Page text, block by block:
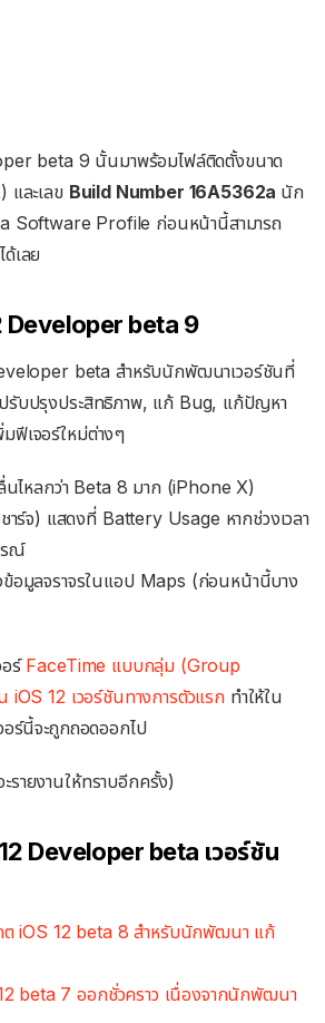
beta 9 นั้นมาพร้อมไฟล์ติดตั้งขนาด
ละเลข Build Number 16A5362a นัก
Software Profile ก่อนหน้านี้สามารถ
เลย
Developer beta 9
beta สำหรับนักพัฒนาเวอร์ชันที่
ปรับปรุงประสิทธิภาพ, แก้ Bug, แก้ปัญหา
ฟีเจอร์ใหม่ต่างๆ
นไหลกว่า Beta 8 มาก (iPhone X)
าร์จ) แสดงที่ Battery Usage หากช่วงเวลา
รณ์
อมูลจราจรในแอป Maps (ก่อนหน้านี้บาง
อร์ FaceTime แบบกลุ่ม (Group
iOS 12 เวอร์ชันทางการตัวแรกทำให้ใน
ร์นี้จะถูกถอดออกไป
รายงานให้ทราบอีกครั้ง)
Developer beta เวอร์ชัน
ต iOS 12 beta 8 สำหรับนักพัฒนา แก้
beta 7 ออกชั่วคราว เนื่องจากนักพัฒนา